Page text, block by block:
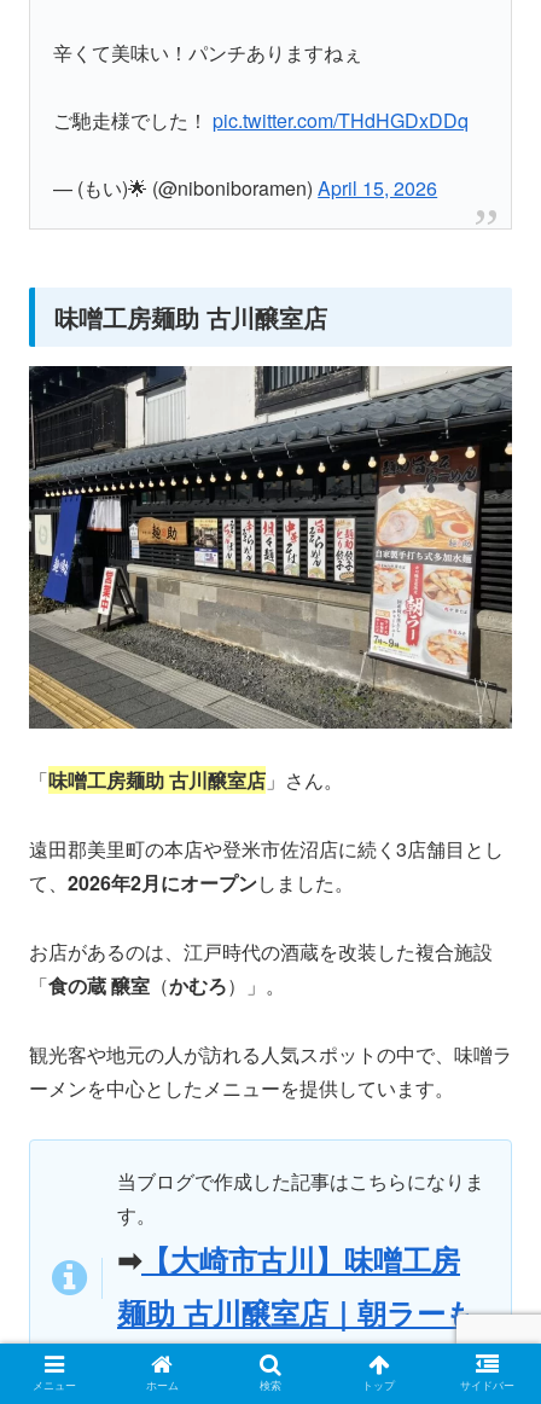
辛くて美味い！パンチありますねぇ
ご馳走様でした！pic.twitter.com/THdHGDxDDq
— (もい)🌟 (@niboniboramen)April 15, 2026
味噌工房麺助 古川醸室店
「味噌工房麺助 古川醸室店 」さん。
遠田郡美里町の本店や登米市佐沼店に続く3店舗目とし
て、 2026年2月にオープンしました。
お店があるのは、江戸時代の酒蔵を改装した複合施設
「食の蔵 醸室 （かむろ）」。
観光客や地元の人が訪れる人気スポットの中で、味噌ラ
ーメンを中心としたメニューを提供しています。
当ブログで作成した記事はこちらになりま
す。
➡【大崎市古川】味噌工房
麺助 古川醸室店｜朝ラーも
楽しめる味噌ラーメン店
メニュー ホーム 検索 トップ サイドバー